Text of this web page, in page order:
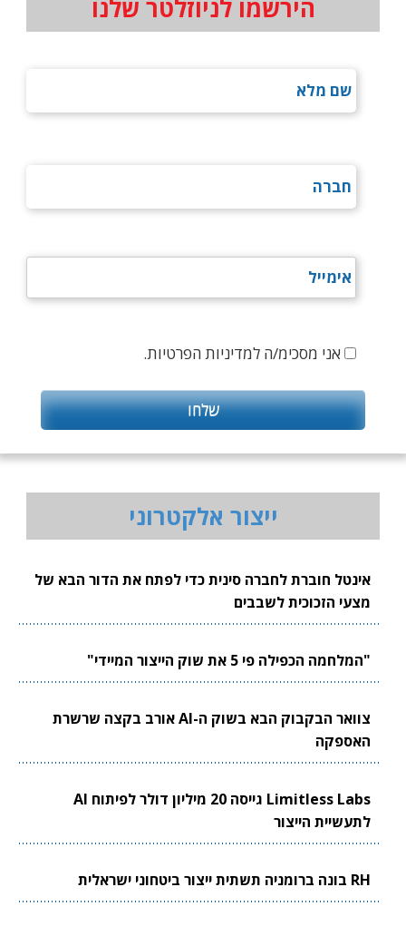
הירשמו לניוזלטר שלנו
אני מסכימ/ה למדיניות הפרטיות.
ייצור אלקטרוני
אינטל חוברת לחברה סינית כדי לפתח את הדור הבא של
מצעי הזכוכית לשבבים
"המלחמה הכפילה פי 5 את שוק הייצור המיידי"
צוואר הבקבוק הבא בשוק ה-AI אורב בקצה שרשרת
האספקה
Limitless Labs גייסה 20 מיליון דולר לפיתוח AI
לתעשיית הייצור
RH בונה ברומניה תשתית ייצור ביטחוני ישראלית